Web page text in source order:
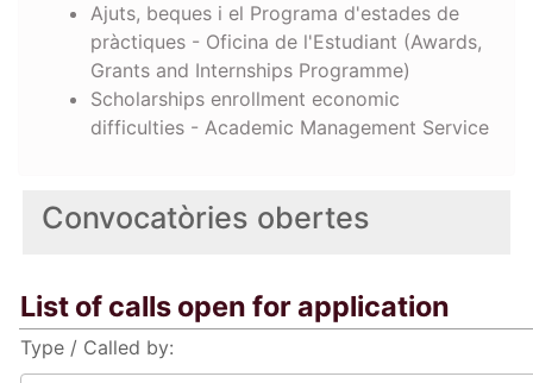
Convocatòries obertes
List of calls open for application
Type / Called by:
Ajuts, beques i el Programa d'estades de
pràctiques - Oficina de l'Estudiant (Awards,
Grants and Internships Programme)
Scholarships enrollment economic
difficulties - Academic Management Service